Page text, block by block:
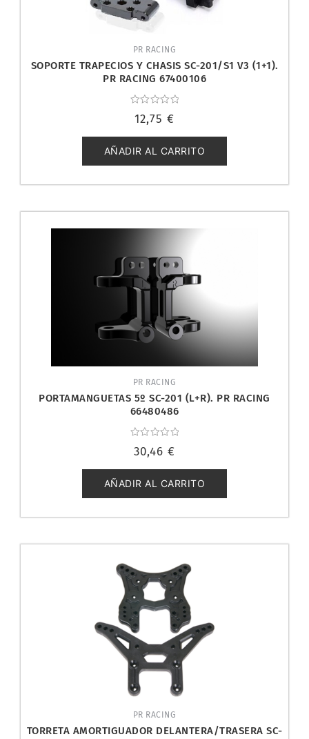
PR RACING
SOPORTE TRAPECIOS Y CHASIS SC-201/S1 V3 (1+1).
PR RACING 67400106
con
de
5
12,75 €
AÑADIR AL CARRITO
PR RACING
PORTAMANGUETAS 5º SC-201 (L+R). PR RACING
66480486
con
de
5
30,46 €
AÑADIR AL CARRITO
PR RACING
TORRETA AMORTIGUADOR DELANTERA/TRASERA SC-